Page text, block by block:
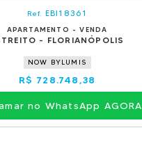
Ref. EBI18361
APARTAMENTO - VENDA
- FLORIANÓPOLIS
NOW BYLUMIS
R$ 728.748,38
no WhatsApp AGORA